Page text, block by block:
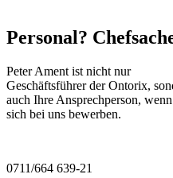
Personal?
Peter Ament ist nicht nur
Geschäftsführer der Ontorix,
auch Ihre Ansprechperson,
sich bei uns bewerben.
0711/664 639-21